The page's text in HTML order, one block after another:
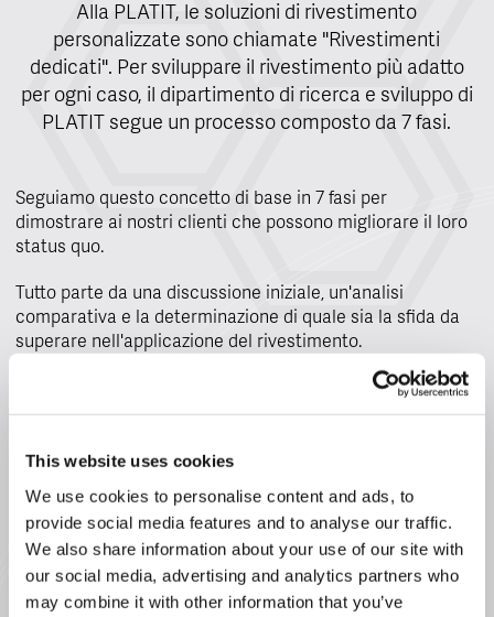
This website uses cookies
We use cookies to personalise content and ads, to
provide social media features and to analyse our traffic.
We also share information about your use of our site with
our social media, advertising and analytics partners who
may combine it with other information that you’ve
Alla PLATIT, le soluzioni di rivestimento
personalizzate sono chiamate "Rivestimenti
dedicati". Per sviluppare il rivestimento più adatto
per ogni caso, il dipartimento di ricerca e sviluppo di
PLATIT segue un processo composto da 7 fasi.
Seguiamo questo concetto di base in 7 fasi per
dimostrare ai nostri clienti che possono migliorare il loro
status quo.
Tutto parte da una discussione iniziale, un'analisi
comparativa e la determinazione di quale sia la sfida da
superare nell'applicazione del rivestimento.
Su questa base, rivestiamo gli utensili con un
rivestimento che fa parte del nostro portafoglio esistente.
decidiamo insieme se un rivestimento debba essere
ulteriormente sviluppato o ottimizzato in relazione alle
sfide della rispettiva applicazione.
Ciò include il primo etchingdi ottimizzazione come parte
dello sviluppo del rivestimento PVD. È qui che entra in
gioco il nostro indicatore etch. Si tratta di una fase in cui